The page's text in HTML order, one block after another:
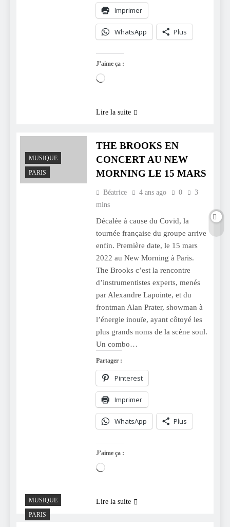
Imprimer
WhatsApp Plus
J’aime ça :
Chargement…
Lire la suite
MUSIQUE
PARIS
THE BROOKS EN
CONCERT AU NEW
MORNING LE 15 MARS
Béatrice 4 ans ago 0
3
mins
Décalée à cause du Covid, la
tournée française du groupe arrive
enfin. Première date, le 15 mars
2022 au New Morning à Paris.
The Brooks c’est la rencontre
d’instrumentistes experts, menés
par Alexandre Lapointe, et du
frontman Alan Prater, showman à
l’énergie inouïe, ayant côtoyé les
plus grands noms de la scène soul.
Un combo…
Partager :
Pinterest
Imprimer
WhatsApp Plus
J’aime ça :
Chargement…
Lire la suite
MUSIQUE
PARIS